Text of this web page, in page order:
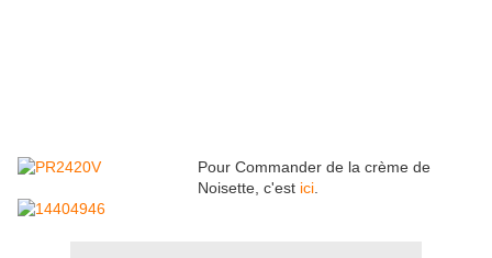
Pour Commander de la crème de
Noisette, c'est ici